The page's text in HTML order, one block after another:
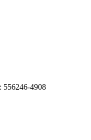
4908